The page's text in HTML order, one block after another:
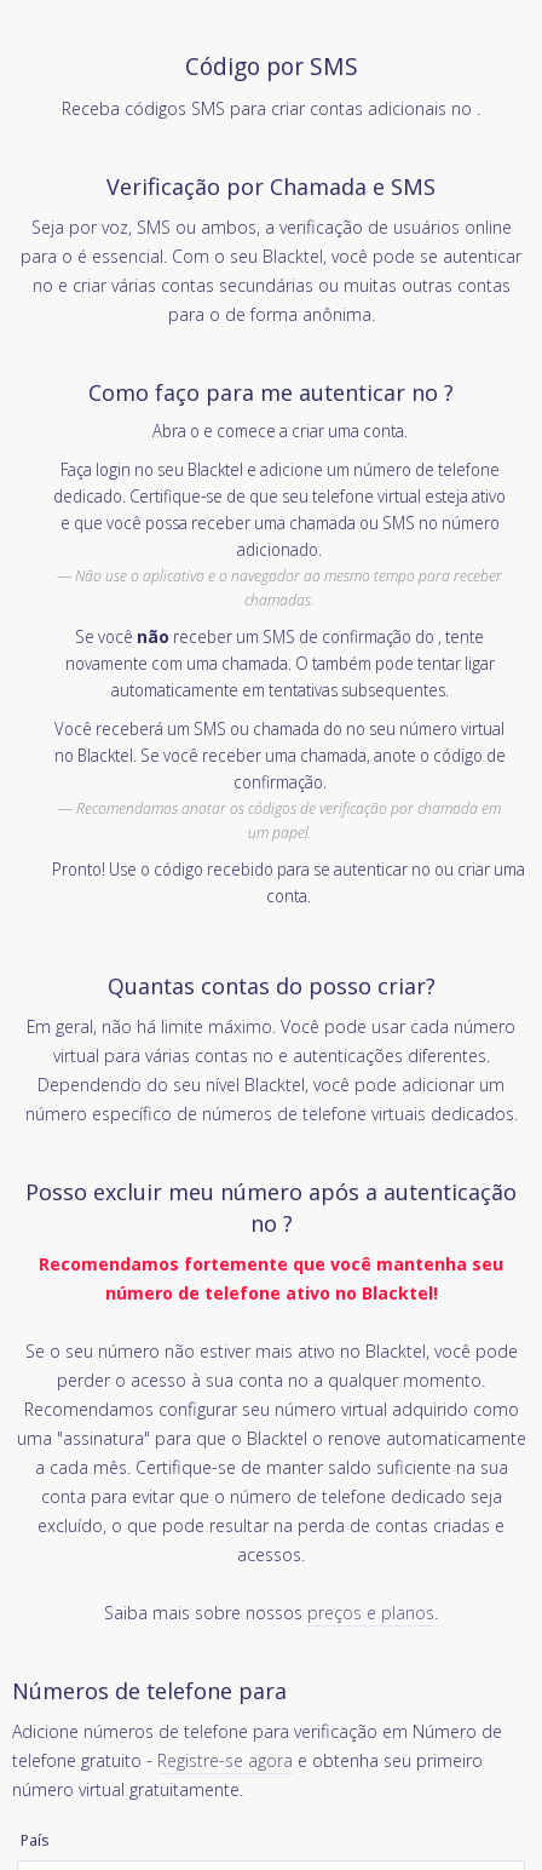
Código por SMS
Receba códigos SMS para criar contas adicionais no .
Verificação por Chamada e SMS
Seja por voz, SMS ou ambos, a verificação de usuários online
para o é essencial. Com o seu Blacktel, você pode se autenticar
no e criar várias contas secundárias ou muitas outras contas
para o de forma anônima.
Como faço para me autenticar no ?
Abra o e comece a criar uma conta.
Faça login no seu Blacktel e adicione um número de telefone
dedicado. Certifique-se de que seu telefone virtual esteja ativo
e que você possa receber uma chamada ou SMS no número
adicionado.
Não use o aplicativo e o navegador ao mesmo tempo para receber
chamadas.
Se você não receber um SMS de confirmação do , tente
novamente com uma chamada. O também pode tentar ligar
automaticamente em tentativas subsequentes.
Você receberá um SMS ou chamada do no seu número virtual
no Blacktel. Se você receber uma chamada, anote o código de
confirmação.
Recomendamos anotar os códigos de verificação por chamada em
um papel.
Pronto! Use o código recebido para se autenticar no ou criar uma
conta.
Quantas contas do posso criar?
Em geral, não há limite máximo. Você pode usar cada número
virtual para várias contas no e autenticações diferentes.
Dependendo do seu nível Blacktel, você pode adicionar um
número específico de números de telefone virtuais dedicados.
Posso excluir meu número após a autenticação
no ?
Recomendamos fortemente que você mantenha seu
número de telefone ativo no Blacktel!
Se o seu número não estiver mais ativo no Blacktel, você pode
perder o acesso à sua conta no a qualquer momento.
Recomendamos configurar seu número virtual adquirido como
uma "assinatura" para que o Blacktel o renove automaticamente
a cada mês. Certifique-se de manter saldo suficiente na sua
conta para evitar que o número de telefone dedicado seja
excluído, o que pode resultar na perda de contas criadas e
acessos.
Saiba mais sobre nossos preços e planos.
Números de telefone para
Adicione números de telefone para verificação em Número de
telefone gratuito - Registre-se agora e obtenha seu primeiro
número virtual gratuitamente.
País